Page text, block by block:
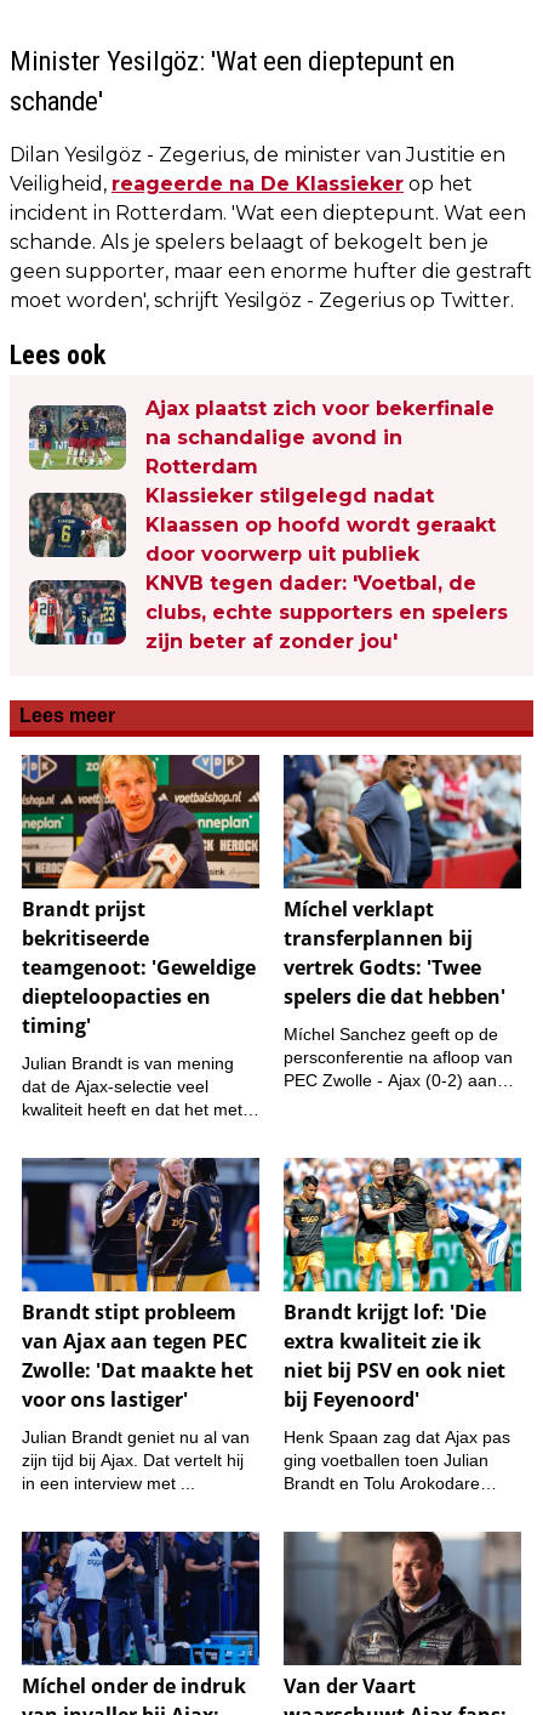
Minister Yesilgöz: 'Wat een dieptepunt en
schande'
Dilan Yesilgöz - Zegerius, de minister van Justitie en
Veiligheid, reageerde na De Klassieker op het
incident in Rotterdam. 'Wat een dieptepunt. Wat een
schande. Als je spelers belaagt of bekogelt ben je
geen supporter, maar een enorme hufter die gestraft
moet worden', schrijft Yesilgöz - Zegerius op Twitter.
Lees ook
Ajax plaatst zich voor bekerfinale
na schandalige avond in
Rotterdam
Klassieker stilgelegd nadat
Klaassen op hoofd wordt geraakt
door voorwerp uit publiek
KNVB tegen dader: 'Voetbal, de
clubs, echte supporters en spelers
zijn beter af zonder jou'